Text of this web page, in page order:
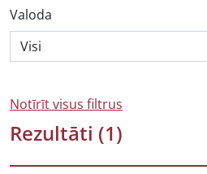
Valoda
Notīrīt visus filtrus
Rezultāti (1)